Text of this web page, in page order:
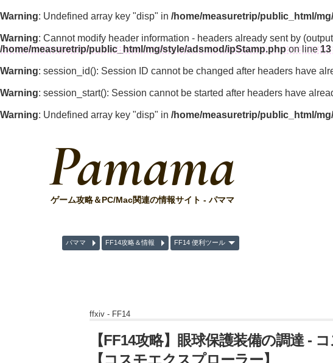
Warning: Undefined array key "disp" in /home/measuretrip/public_html/
Warning: Cannot modify header information - headers already sent by
/home/measuretrip/public_html/mg/style/adsmod/ipStamp.phpon line13
Warning: session_id(): Session ID cannot be changed after headers have
Warning: session_start(): Session cannot be started after headers have
Warning: Undefined array key "disp" in /home/measuretrip/public_html/
Pamama
ゲーム攻略＆PC/Mac関連の情報サイト - パママ
パママ FF14攻略＆情報 FF14 便利ツール
ffxiv - FF14
【FF14攻略】眼球保護装備の調達 -
【コスモエクスプローラー】